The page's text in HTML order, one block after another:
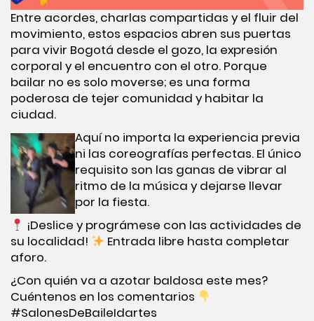
Entre acordes, charlas compartidas y el fluir del
movimiento, estos espacios abren sus puertas
para vivir Bogotá desde el gozo, la expresión
corporal y el encuentro con el otro. Porque
bailar no es solo moverse; es una forma
poderosa de tejer comunidad y habitar la
ciudad.
Aquí no importa la experiencia previa
ni las coreografías perfectas. El único
requisito son las ganas de vibrar al
ritmo de la música y dejarse llevar
por la fiesta.
¡Deslice y prográmese con las actividades de
su localidad!
Entrada libre hasta completar
aforo.
¿Con quién va a azotar baldosa este mes?
Cuéntenos en los comentarios
#SalonesDeBaileIdartes